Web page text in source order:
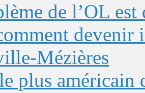
de l’OL
devenir
Mézières
plus américain